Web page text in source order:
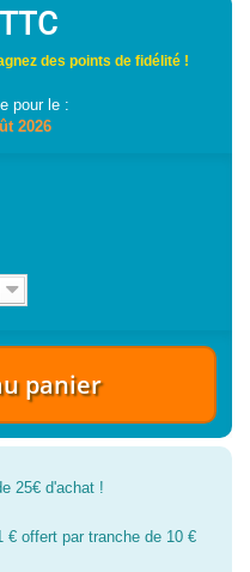
des points de fidélité !
pour le :
2026
panier
25€ d'achat !
€ offert par tranche de 10 €